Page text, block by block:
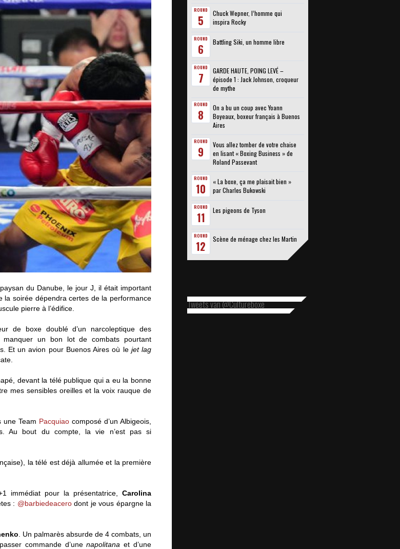
ROUND
5
Chuck Wepner, l’homme qui
inspira Rocky
ROUND
6 Battling Siki, un homme libre
ROUND
7
GARDE HAUTE, POING LEVÉ –
épisode 1 : Jack Johnson, croqueur
de mythe
ROUND
8
On a bu un coup avec Yoann
Boyeaux, boxeur français à Buenos
Aires
ROUND
9
Vous allez tomber de votre chaise
en lisant « Boxing Business » de
Roland Passevant
ROUND
10
« La boxe, ça me plaisait bien »
par Charles Bukowski
ROUND
11 Les pigeons de Tyson
ROUND
12 Scène de ménage chez les Martin
Tweets van @Cultureboxe
du Danube, le jour J, il était important
soirée dépendra certes de la performance
pierre à l’édifice.
de boxe doublé d’un narcoleptique des
manquer un bon lot de combats pourtant
Et un avion pour Buenos Aires où le jet lag
devant la télé publique qui a eu la bonne
mes sensibles oreilles et la voix rauque de
une Team Pacquiaocomposé d’un Albigeois,
Au bout du compte, la vie n’est pas si
la télé est déjà allumée et la première
immédiat pour la présentatrice, Carolina
: @barbiedeacerodont je vous épargne la
. Un palmarès absurde de 4 combats, un
commande d’unenapolitana et d’une